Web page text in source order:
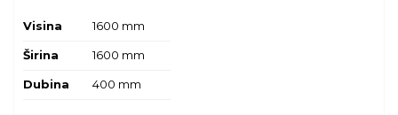
Visina 1600 mm
Širina 1600 mm
Dubina 400 mm